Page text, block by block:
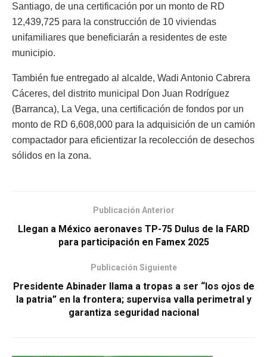
Santiago, de una certificación por un monto de RD
12,439,725 para la construcción de 10 viviendas
unifamiliares que beneficiarán a residentes de este
municipio.
También fue entregado al alcalde, Wadi Antonio Cabrera
Cáceres, del distrito municipal Don Juan Rodríguez
(Barranca), La Vega, una certificación de fondos por un
monto de RD 6,608,000 para la adquisición de un camión
compactador para eficientizar la recolección de desechos
sólidos en la zona.
Publicación Anterior
Llegan a México aeronaves TP-75 Dulus de la FARD
para participación en Famex 2025
Publicación Siguiente
Presidente Abinader llama a tropas a ser “los ojos de
la patria” en la frontera; supervisa valla perimetral y
garantiza seguridad nacional